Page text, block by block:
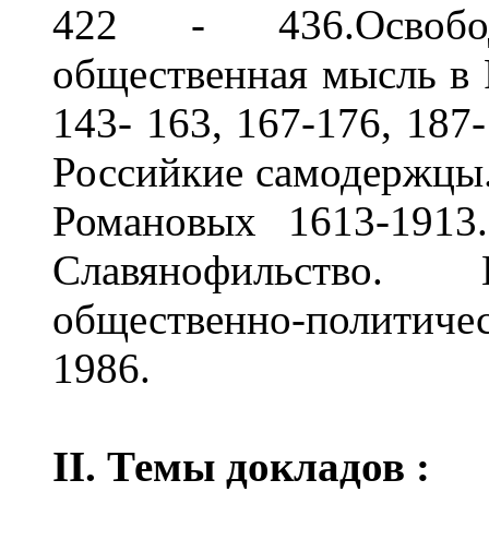
422 -
общественная мысль
143- 163, 167-176,
Российкие
Романовых 1613-
общественно-
1986.
II. Темы докладов :